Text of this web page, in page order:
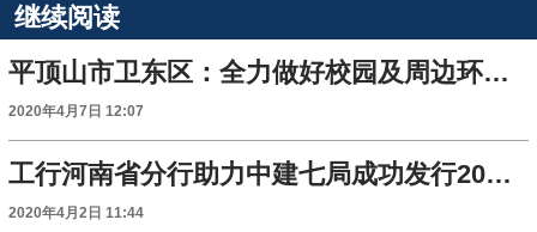
继续阅读
平顶山市卫东区：全力做好校园及周边环境的疫情防控工作
2020年4月7日 12:07
工行河南省分行助力中建七局成功发行20亿元疫情防控中票
2020年4月2日 11:44